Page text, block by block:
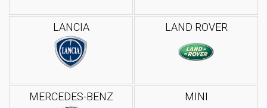
LANCIA LAND ROVER
MERCEDES-BENZ MINI